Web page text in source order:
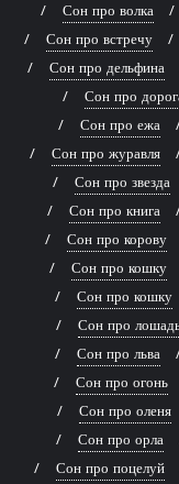
Сон про волка
Сон про встречу
Сон про дельфина
Сон про
Сон про ежа
Сон про журавля
Сон про звезда
Сон про книга
Сон про корову
Сон про кошку
Сон про кошку
Сон про
Сон про льва
Сон про огонь
Сон про оленя
Сон про орла
Сон про поцелуй